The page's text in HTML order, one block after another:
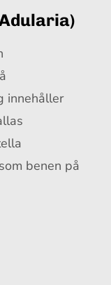
innehåller
benen på